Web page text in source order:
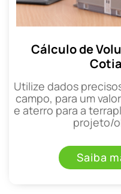
Cálculo de
Cotia
Utilize dados
campo, para um
e aterro para a
projeto/
Saiba